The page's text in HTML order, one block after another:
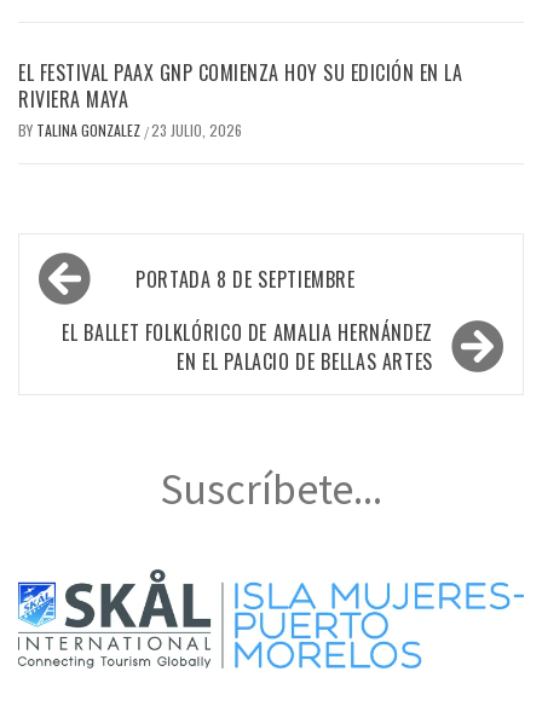
EL FESTIVAL PAAX GNP COMIENZA HOY SU EDICIÓN EN LA
RIVIERA MAYA
BY TALINA GONZALEZ /23 JULIO, 2026
Navegación
de
entradas
PORTADA 8 DE SEPTIEMBRE
EL BALLET FOLKLÓRICO DE AMALIA HERNÁNDEZ
EN EL PALACIO DE BELLAS ARTES
Suscríbete...